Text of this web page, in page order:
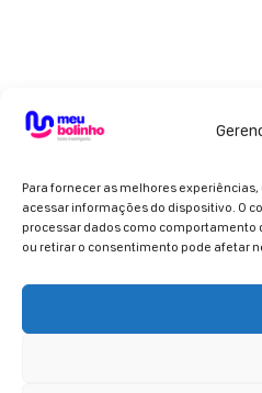
Para fornecer as melhores
acessar informações do dispositivo. O
processar dados como comportamento
ou retirar o consentimento pode afetar